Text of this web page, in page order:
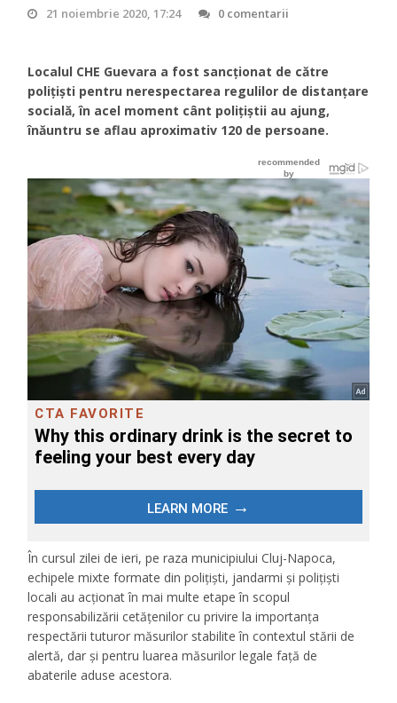
21 noiembrie 2020, 17:24 0 comentarii
Localul CHE Guevara a fost sancționat de către
polițiști pentru nerespectarea regulilor de distanțare
socială, în acel moment cânt polițiștii au ajung,
înăuntru se aflau aproximativ 120 de persoane.
În cursul zilei de ieri, pe raza municipiului Cluj-Napoca,
echipele mixte formate din polițiști, jandarmi și polițiști
locali au acționat în mai multe etape în scopul
responsabilizării cetățenilor cu privire la importanța
respectării tuturor măsurilor stabilite în contextul stării de
alertă, dar și pentru luarea măsurilor legale față de
abaterile aduse acestora.